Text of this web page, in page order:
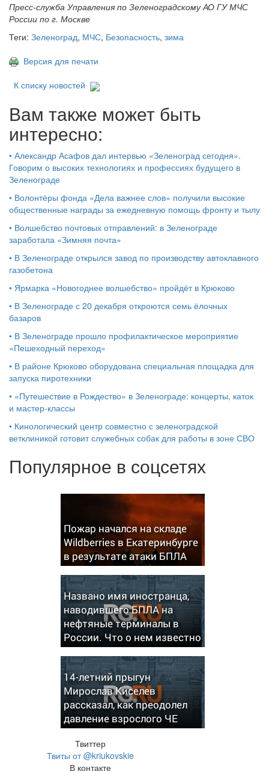
Пресс-служба Управления по Зеленоградскому АО ГУ МЧС
России по г. Москве
Теги: Зеленоград, МЧС, Безопасность, зима
Версия для печати
К списку новостей
Вам также может быть
интересно:
• Александр Асафов дал интервью «Зеленоград сегодня».
Говорим о высоких технологиях и профессиях будущего в
Зеленограде
• Волонтёры фонда «Дела важнее слов» получили высокие
общественные награды за ежедневную помощь фронту и тылу
• Волшебство почтовых отправлений: в Зеленограде
заработала «Зимняя почта»
• В Зеленограде открылся завод по производству автоклавного
газобетона
• Ярмарка «Новогоднее волшебство» пройдёт в Крюково
• В Зеленограде с 20 декабря откроются семь ёлочных
базаров
• В Зеленограде прошло профилактическое мероприятие
«Пешеходный переход»
• В районе Крюково оборудована специальная площадка для
запуска пиротехники
• «Путешествие в Рождество» в Зеленограде: концерты, каток
и мастер‑классы
• Кинологический центр совместно с зеленоградской
ветклиникой готовит служебных собак для работы в зоне СВО
Популярное в соцсетях
Пожар начался на складе
Wildberries в Екатеринбурге
в результате атаки БПЛА
Названо имя иностранца,
наводившего БПЛА на
нефтяные терминалы в
России. Что о нем известно
14-летний прыгун
Мирослав Киселев
рассказал, как преодолел
давление взрослого ЧЕ
Твиттер
Твиты от @kriukovskie
В контакте